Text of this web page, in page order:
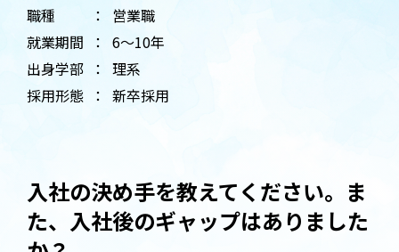
職種
営業職
就業期間
6〜10年
出身学部
理系
採用形態
新卒採用
入社の決め手を教えてください。ま
た、入社後のギャップはありました